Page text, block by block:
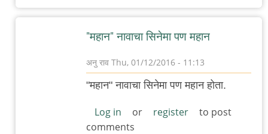
एक
by
गब्बर
सिंग
"महान" नावाचा सिनेमा पण महान
अनु राव Thu, 01/12/2016 - 11:13
In
reply
Force
"महान" नावाचा सिनेमा पण महान होता.
Log in or register
to post
comments